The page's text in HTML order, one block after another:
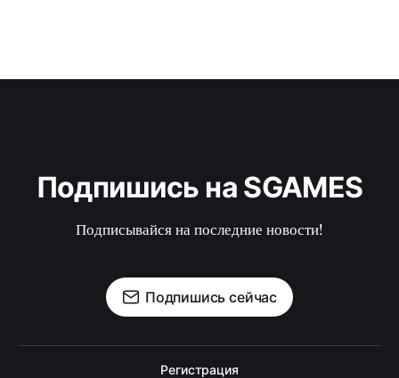
Подпишись на SGAMES
Подписывайся на последние новости!
Подпишись сейчас
Регистрация